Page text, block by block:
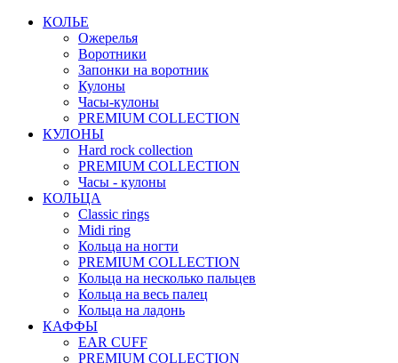
КОЛЬЕ
Ожерелья
Воротники
Запонки на воротник
Кулоны
Часы-кулоны
PREMIUM COLLECTION
КУЛОНЫ
Hard rock collection
PREMIUM COLLECTION
Часы - кулоны
КОЛЬЦА
Classic rings
Midi ring
Кольца на ногти
PREMIUM COLLECTION
Кольца на несколько пальцев
Кольца на весь палец
Кольца на ладонь
КАФФЫ
EAR CUFF
PREMIUM COLLECTION